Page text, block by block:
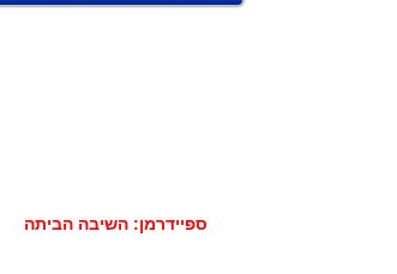
ספיידרמן: השיבה הביתה